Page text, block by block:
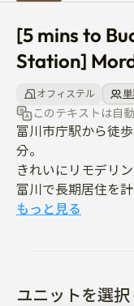
[5 mins to
Station]
オフィステル
このテキストは自
富川市庁駅から徒
分。
きれいにリモデリン
富川で長期居住を
学病院をご利用の
納でき、窮屈さな
もっと見る
ユニットを選択